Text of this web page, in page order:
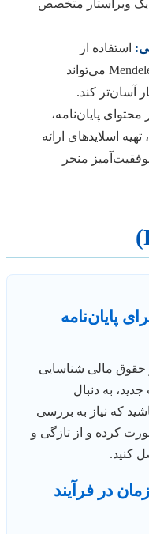
یک ویراستار متخصص
استفاده از
نرم‌افزارهایی مانند EndNote یا Mendeley می‌تواند
آسان‌تر کند.
پایان‌نامه،
اسلایدهای ارائه
منجر
پایان‌نامه
حقوق مالی شناسایی
به دنبال
که نیاز به بررسی
کرده و از تازگی و
کنید.
در فرآیند